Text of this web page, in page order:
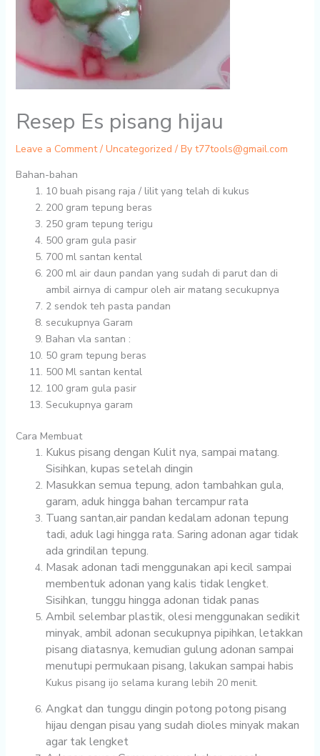
Resep Es pisang hijau
Leave a Comment / Uncategorized / By t77tools@gmail.com
Bahan-bahan
10 buah pisang raja / lilit yang telah di kukus
200 gram tepung beras
250 gram tepung terigu
500 gram gula pasir
700 mlsantan kental
200 mlair daun pandan yang sudah di parut dan di
ambil airnya di campur oleh air matang secukupnya
2 sendok teh pasta pandan
secukupnya Garam
Bahan vla santan :
50 gram tepung beras
500 Mlsantan kental
100 gram gula pasir
Secukupnya garam
Cara Membuat
Kukus pisang dengan Kulit nya, sampai matang.
Sisihkan, kupas setelah dingin
Masukkan semua tepung, adon tambahkan gula,
garam, aduk hingga bahan tercampur rata
Tuang santan,air pandan kedalam adonan tepung
tadi, aduk lagi hingga rata. Saring adonan agar tidak
ada grindilan tepung.
Masak adonan tadi menggunakan api kecil sampai
membentuk adonan yang kalis tidak lengket.
Sisihkan, tunggu hingga adonan tidak panas
Ambil selembar plastik, olesi menggunakan sedikit
minyak, ambil adonan secukupnya pipihkan, letakkan
pisang diatasnya, kemudian gulung adonan sampai
menutupi permukaan pisang, lakukan sampai habis
Kukus pisang ijo selama kurang lebih 20 menit.
Angkat dan tunggu dingin potong potong pisang
hijau dengan pisau yang sudah dioles minyak makan
agar tak lengket